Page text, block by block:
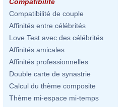
Compatibilité de couple
Affinités entre célébrités
Love Test avec des célébrités
Affinités amicales
Affinités professionnelles
Double carte de synastrie
Calcul du thème composite
Thème mi-espace mi-temps